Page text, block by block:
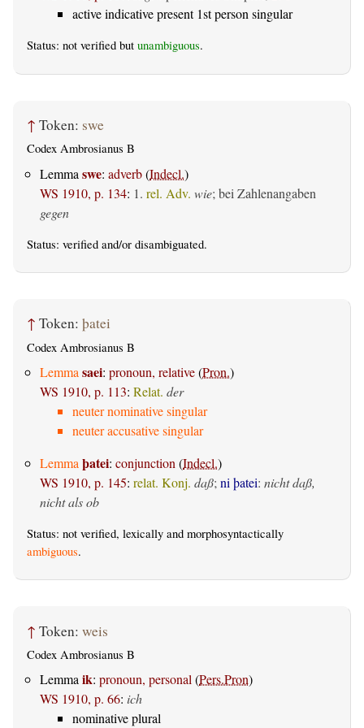
active indicative present 1st person singular
Status: not verified but unambiguous.
↑ Token: swe
Codex Ambrosianus B
Lemma swe: adverb(Indecl.)
WS 1910, p. 134: 1. rel. Adv. wie; bei Zahlenangaben
gegen
Status: verified and/or disambiguated.
↑ Token: þatei
Codex Ambrosianus B
Lemma saei: pronoun, relative(Pron.)
WS 1910, p. 113: Relat. der
neuter nominative singular
neuter accusative singular
Lemma þatei: conjunction (Indecl.)
WS 1910, p. 145: relat. Konj. daß; ni þatei: nicht daß,
nicht als ob
Status: not verified, lexically and morphosyntactically
ambiguous.
↑ Token: weis
Codex Ambrosianus B
Lemmaik: pronoun, personal(Pers.Pron)
WS 1910, p. 66: ich
nominative plural